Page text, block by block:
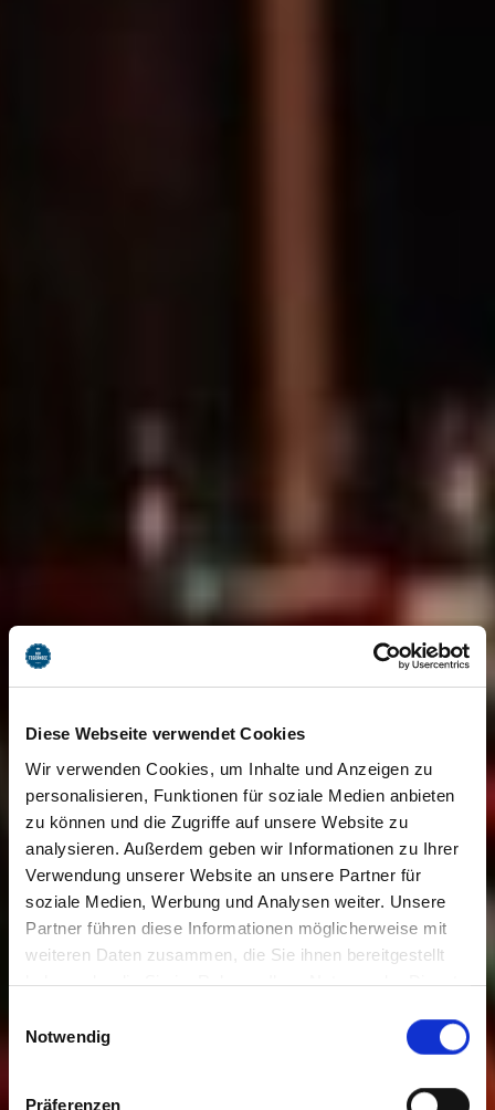
Diese Webseite verwendet Cookies
Wir verwenden Cookies, um Inhalte und Anzeigen zu
personalisieren, Funktionen für soziale Medien anbieten
zu können und die Zugriffe auf unsere Website zu
analysieren. Außerdem geben wir Informationen zu Ihrer
Verwendung unserer Website an unsere Partner für
soziale Medien, Werbung und Analysen weiter. Unsere
Partner führen diese Informationen möglicherweise mit
weiteren Daten zusammen, die Sie ihnen bereitgestellt
haben oder die Sie im Rahmen Ihrer Nutzung der Dienste
Cookies, wenn Sie unsere Webseite weiterhin nutzen.
Notwendig
Präferenzen